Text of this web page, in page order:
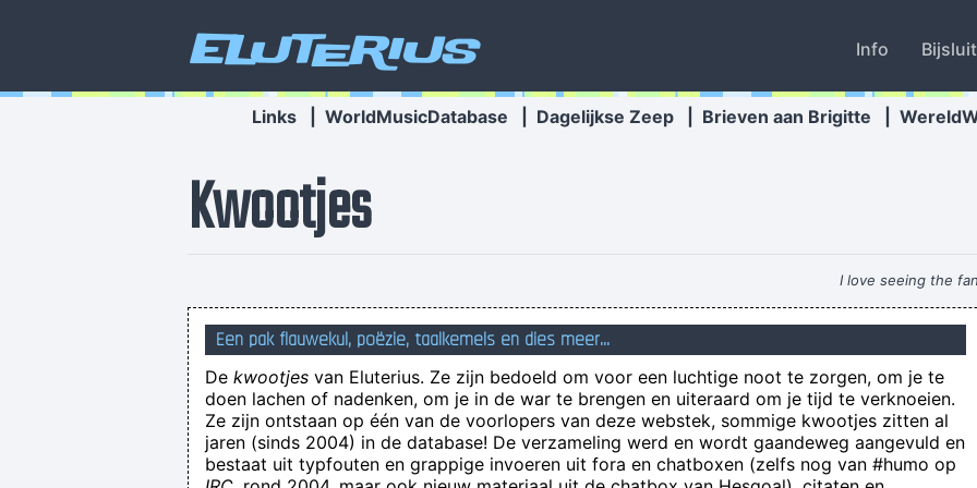
Eluterius Info
Links WorldMusicDatabase Dagelijkse Zeep Brieven aan Brigitte
Kwootjes
I love seeing the
Het aansluitschema laat zien hoe een
Jezus heette eigenlijk gewoon "Roger" maar toen
Ik word heel onzeker van vrouwen
zal
Unfortunately I masturbated so much that I went blind and can no longer find my stash. I would ask my
Een pak flauwekul, poëzie, taalkemels en dies meer...
De kwootjes van Eluterius. Ze zijn bedoeld om voor een luchtige noot te zorgen, om je te
doen lachen of nadenken, om je in de war te brengen en uiteraard om je tijd te verknoeien.
Ze zijn ontstaan op één van de voorlopers van deze webstek, sommige kwootjes zitten al
jaren (sinds 2004) in de database! De verzameling werd en wordt gaandeweg aangevuld en
bestaat uit typfouten en grappige invoeren uit fora en chatboxen (zelfs nog van #humo op